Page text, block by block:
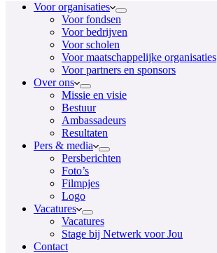
Voor organisaties
Voor fondsen
Voor bedrijven
Voor scholen
Voor maatschappelijke organisaties
Voor partners en sponsors
Over ons
Missie en visie
Bestuur
Ambassadeurs
Resultaten
Pers & media
Persberichten
Foto’s
Filmpjes
Logo
Vacatures
Vacatures
Stage bij Netwerk voor Jou
Contact